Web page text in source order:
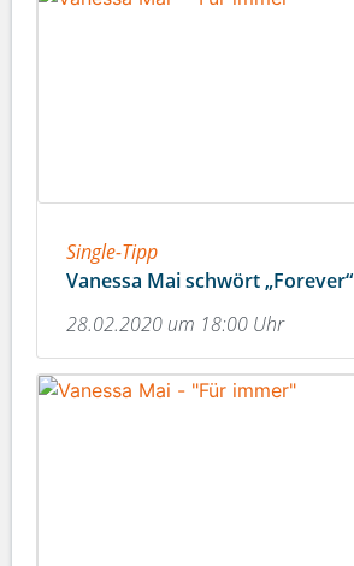
Single-Tipp
Vanessa Mai schwört „Forever“
28.02.2020 um 18:00 Uhr